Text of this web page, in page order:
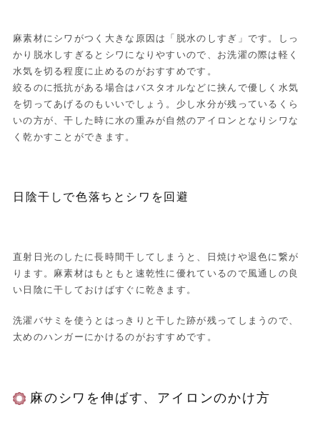
麻素材にシワがつく大きな原因は「脱水のしすぎ」です。しっ
かり脱水しすぎるとシワになりやすいので、お洗濯の際は軽く
水気を切る程度に止めるのがおすすめです。
絞るのに抵抗がある場合はバスタオルなどに挟んで優しく水気
を切ってあげるのもいいでしょう。少し水分が残っているくら
いの方が、干した時に水の重みが自然のアイロンとなりシワな
く乾かすことができます。
日陰干しで色落ちとシワを回避
直射日光のしたに長時間干してしまうと、日焼けや退色に繋が
ります。麻素材はもともと速乾性に優れているので風通しの良
い日陰に干しておけばすぐに乾きます。
洗濯バサミを使うとはっきりと干した跡が残ってしまうので、
太めのハンガーにかけるのがおすすめです。
麻のシワを伸ばす、アイロンのかけ方